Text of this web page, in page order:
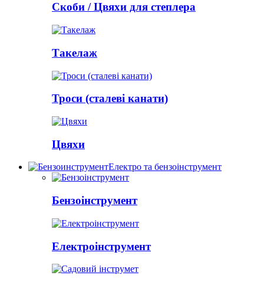
Скоби / Цвяхи для степлера
Такелаж
Троси (сталеві канати)
Цвяхи
Електро та бензоінструмент
Бензоінструмент
Електроінструмент